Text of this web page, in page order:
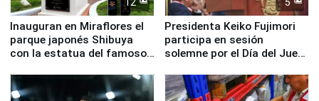
Inauguran en Miraflores el
parque japonés Shibuya
con la estatua del famoso
Presidenta Keiko Fujimori
participa en sesión
solemne por el Día del Juez